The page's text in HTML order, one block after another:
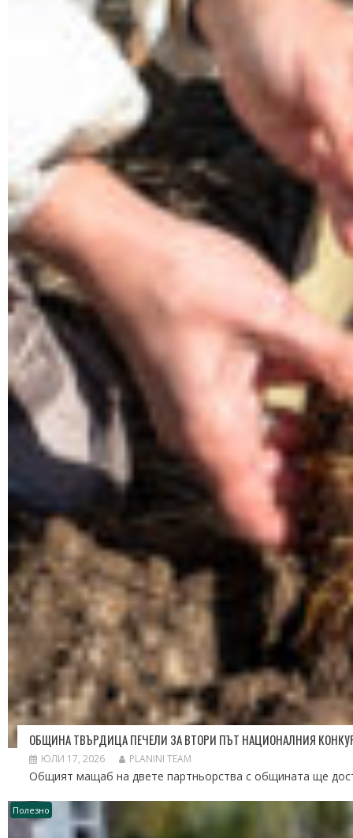
ОБЩИНА ТВЪРДИЦА ПЕЧЕЛИ ЗА ВТОРИ ПЪТ НАЦИОНАЛНИЯ
ЮЛИ 17, 2026 PLANINI TEAM
Общият мащаб на двете партньорства с общината ще
Полезно